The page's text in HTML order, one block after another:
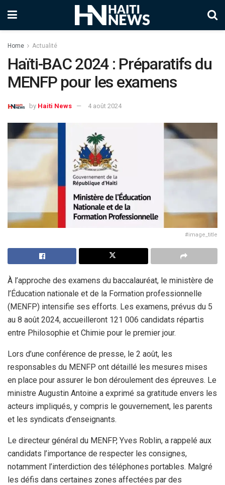
Home Actualité
Haïti-BAC 2024 : Préparatifs du
MENFP pour les examens
by Haiti News 4 août 2024
#image_title
À l’approche des examens du baccalauréat, le ministère de
l’Éducation nationale et de la Formation professionnelle
(MENFP) intensifie ses efforts. Les examens, prévus du 5
au 8 août 2024, accueilleront 121 006 candidats répartis
entre Philosophie et Chimie pour le premier jour.
Lors d’une conférence de presse, le 2 août, les
responsables du MENFP ont détaillé les mesures mises
en place pour assurer le bon déroulement des épreuves. Le
ministre Augustin Antoine a exprimé sa gratitude envers les
acteurs impliqués, y compris le gouvernement, les parents
et les syndicats d’enseignants.
Le directeur général du MENFP, Yves Roblin, a rappelé aux
candidats l’importance de respecter les consignes,
notamment l’interdiction des téléphones portables. Malgré
les défis dans certaines zones affectées par des